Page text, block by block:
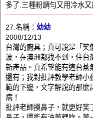
多了.三種粉調勻又用冷水
27.名稱： 幼幼
2008/12/13
台灣的廚具；真可說是「
波，在澳洲都找不到，住台
新產品。真希望能有這台蒸
還有；我對批評教學老師小
範的下邊，文字解說的那麼
病！
批評老師摸鼻子，就更好笑